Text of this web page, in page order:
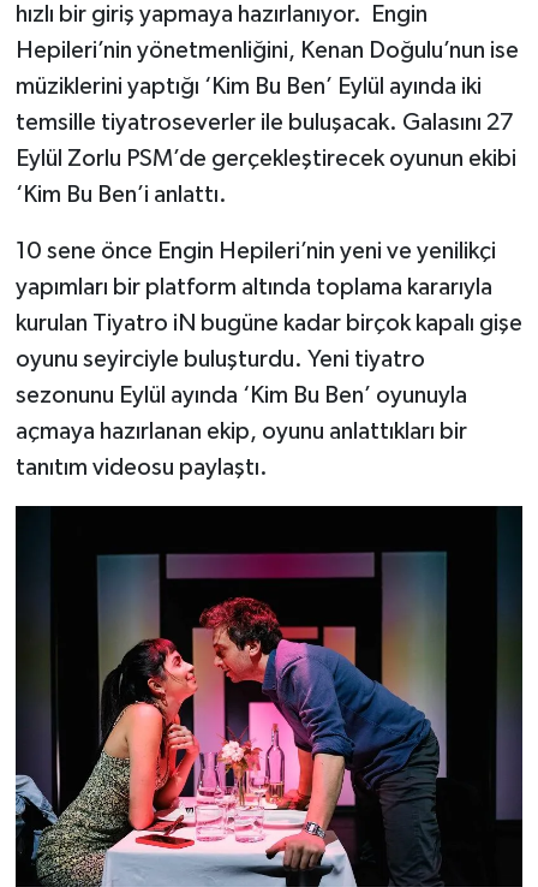
hızlı bir giriş yapmaya hazırlanıyor. Engin
Hepileri’nin yönetmenliğini, Kenan Doğulu’nun ise
müziklerini yaptığı ‘Kim Bu Ben’ Eylül ayında iki
temsille tiyatroseverler ile buluşacak. Galasını 27
Eylül Zorlu PSM’de gerçekleştirecek oyunun ekibi
‘Kim Bu Ben’i anlattı.
10 sene önce Engin Hepileri’nin yeni ve yenilikçi
yapımları bir platform altında toplama kararıyla
kurulan Tiyatro iN bugüne kadar birçok kapalı gişe
oyunu seyirciyle buluşturdu. Yeni tiyatro
sezonunu Eylül ayında ‘Kim Bu Ben’ oyunuyla
açmaya hazırlanan ekip, oyunu anlattıkları bir
tanıtım videosu paylaştı.